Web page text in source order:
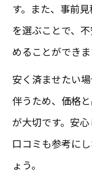
す。また、事前
を選ぶことで、
めることができま
安く済ませたい
伴うため、価格
が大切です。安
口コミも参考に
ょう。